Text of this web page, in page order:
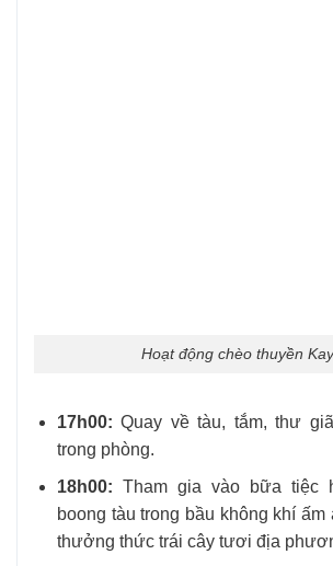
Hoạt động chèo thuyền
17h00: Quay về tàu, tắm, thư
trong phòng.
18h00: Tham gia vào bữa tiệc
boong tàu trong bầu không khí ấm
thưởng thức trái cây tươi địa